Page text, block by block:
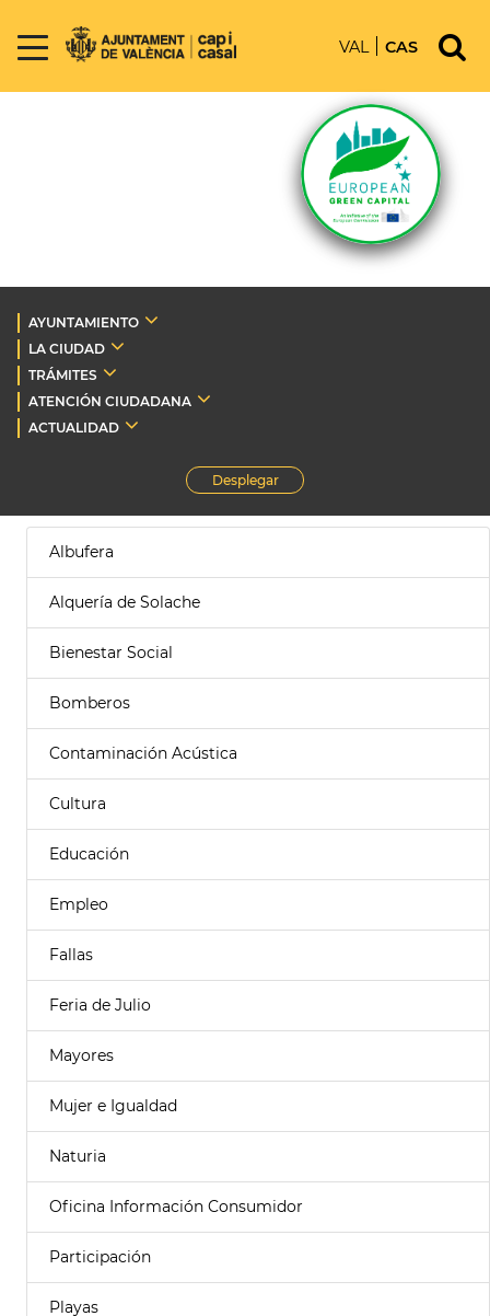
VAL CAS
AYUNTAMIENTO
LA CIUDAD
TRÁMITES
ATENCIÓN CIUDADANA
ACTUALIDAD
Desplegar
Albufera
Alquería de Solache
Bienestar Social
Bomberos
Contaminación Acústica
Cultura
Educación
Empleo
Fallas
Feria de Julio
Mayores
Mujer e Igualdad
Naturia
Oficina Información Consumidor
Participación
Playas